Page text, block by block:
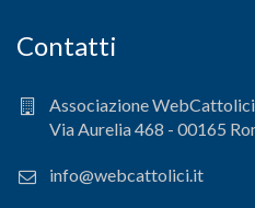
Contatti
Associazione
Via Aurelia 468 - 00165
info@webcattolici.it